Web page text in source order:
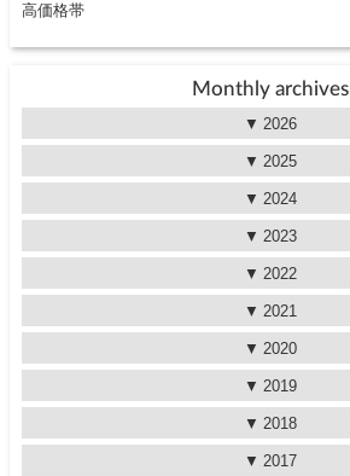
高価格帯
Monthly archives
2026
2025
2024
2023
2022
2021
2020
2019
2018
2017